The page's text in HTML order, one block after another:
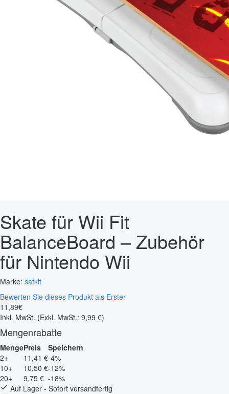
Skate für Wii Fit
BalanceBoard – Zubehör
für Nintendo Wii
Marke: satkit
Bewerten Sie dieses Produkt als Erster
11 ,89€
Inkl. MwSt. (Exkl. MwSt.: 9,99 €)
Mengenrabatte
MengePreis
Speichern
2+
11,41 €-4%
10+
10,50 €-12%
20+
9,75 € -18%
Auf Lager - Sofort versandfertig